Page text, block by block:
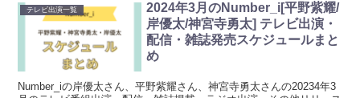
テレビ出演一覧
2024年3月のNumber_i[平野紫耀/
岸優太/神宮寺勇太] テレビ出演・
配信・雑誌発売スケジュールまと
め
Number_iの岸優太さん、平野紫耀さん、神宮寺勇太さんの20234年3